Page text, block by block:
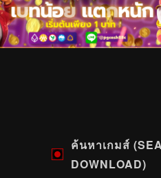
ค้นหาเกมส์
DOWNLOAD)